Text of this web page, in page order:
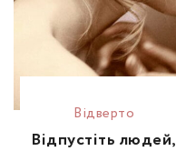
Відвертo
Відпустіть людей,